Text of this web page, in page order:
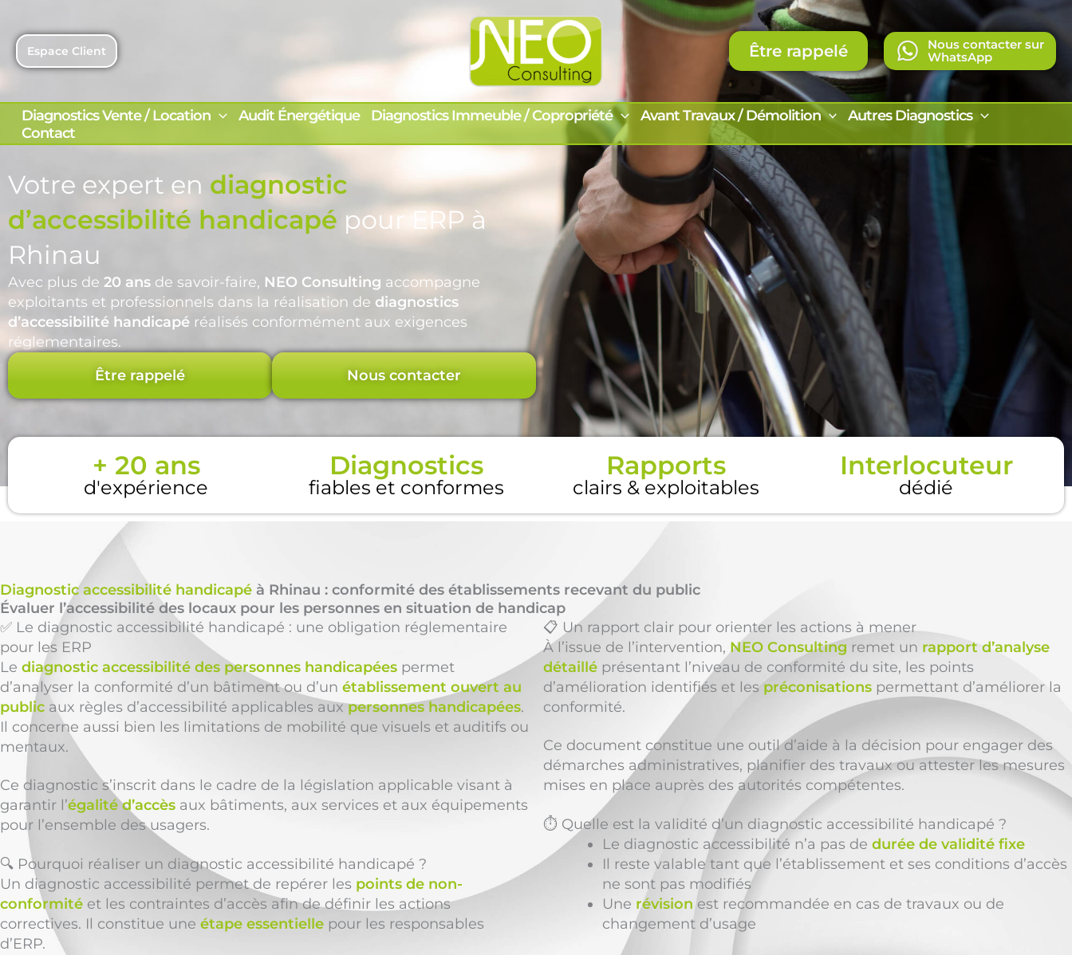
contenuEspace Client Être rappelé
Nous contacter sur
WhatsApp
Diagnostics Vente / Location Audit Énergétique Diagnostics Immeuble / Copropriété Avant Travaux / Démolition
Autres Diagnostics
Contact
Votre expert en diagnostic
d’accessibilité handicapé pour ERP à
Rhinau
Avec plus de 20 ans de savoir-faire, NEO Consulting accompagne
exploitants et professionnels dans la réalisation de diagnostics
d’accessibilité handicapé réalisés conformément aux exigences
réglementaires.
Être rappelé
Nous contacter
+ 20 ans
d'expérience
Diagnostics
fiables et conformes
Rapports
clairs & exploitables
Interlocuteur
dédié
Diagnostic accessibilité handicapé à Rhinau : conformité des établissements recevant du public
Évaluer l’accessibilité des locaux pour les personnes en situation de handicap
✅ Le diagnostic accessibilité handicapé : une obligation réglementaire
pour les ERP
Le diagnostic accessibilité des personnes handicapées permet
d’analyser la conformité d’un bâtiment ou d’un établissement ouvert au
public aux règles d’accessibilité applicables auxpersonnes handicapées.
Il concerne aussi bien les limitations de mobilité que visuels et auditifs ou
mentaux.
Ce diagnostic s’inscrit dans le cadre de la législation applicable visant à
garantir l’égalité d’accès aux bâtiments, aux services et aux équipements
pour l’ensemble des usagers.
🔍 Pourquoi réaliser un diagnostic accessibilité handicapé ?
Un diagnostic accessibilité permet de repérer les points de non-
conformité et les contraintes d’accès afin de définir les actions
correctives. Il constitue une étape essentielle pour les responsables
d’ERP.
📋 Un rapport clair pour orienter les actions à mener
À l’issue de l’intervention, NEO Consulting remet un rapport d’analyse
détaillé présentant l’niveau de conformité du site, les points
d’amélioration identifiés et les préconisations permettant d’améliorer la
conformité.
Ce document constitue une outil d’aide à la décision pour engager des
démarches administratives, planifier des travaux ou attester les mesures
mises en place auprès des autorités compétentes.
⏱️ Quelle est la validité d’un diagnostic accessibilité handicapé ?
Le diagnostic accessibilité n’a pas de durée de validité fixe
Il reste valable tant que l’établissement et ses conditions d’accès
ne sont pas modifiés
Une révisionest recommandée en cas de travaux ou de
changement d’usage